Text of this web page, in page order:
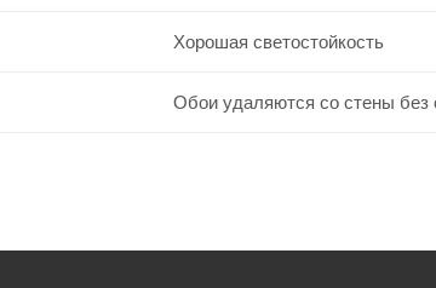
Хорошая светостойкость
Обои удаляются со стены без